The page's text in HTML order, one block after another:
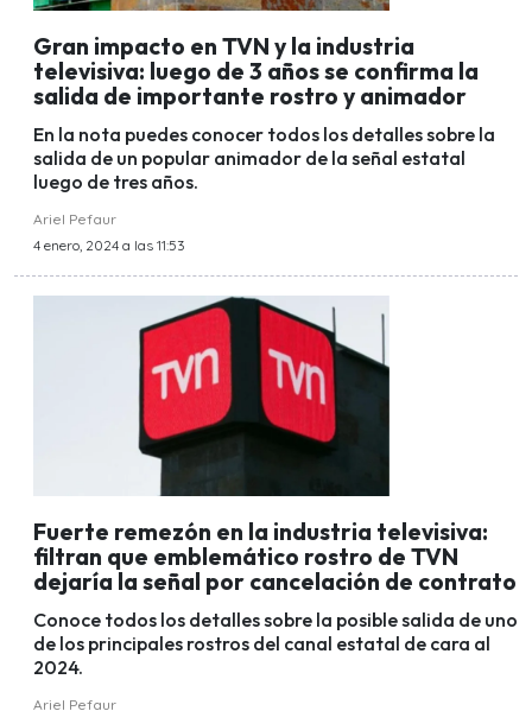
Gran impacto en TVN y la industria
televisiva: luego de 3 años se confirma la
salida de importante rostro y animador
En la nota puedes conocer todos los detalles sobre la
salida de un popular animador de la señal estatal
luego de tres años.
Ariel Pefaur
4 enero, 2024 a las 11:53
Fuerte remezón en la industria televisiva:
filtran que emblemático rostro de TVN
dejaría la señal por cancelación de contrato
Conoce todos los detalles sobre la posible salida de uno
de los principales rostros del canal estatal de cara al
2024.
Ariel Pefaur